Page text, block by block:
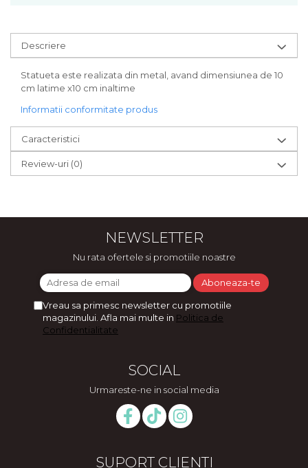
Descriere
Statueta este realizata din metal, avand dimensiunea de 10
cm latime x10 cm inaltime
Informatii conformitate produs
Caracteristici
Review-uri (0)
NEWSLETTER
Nu rata ofertele si promotiile noastre
Vreau sa primesc newsletter cu promotiile
magazinului. Afla mai multe in Politica de
Confidentialitate
SOCIAL
Urmareste-ne in social media
SUPORT CLIENTI